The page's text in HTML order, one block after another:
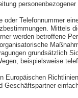
Telefonnummer
werden betroffene
grundsätzlich
beispielsweise